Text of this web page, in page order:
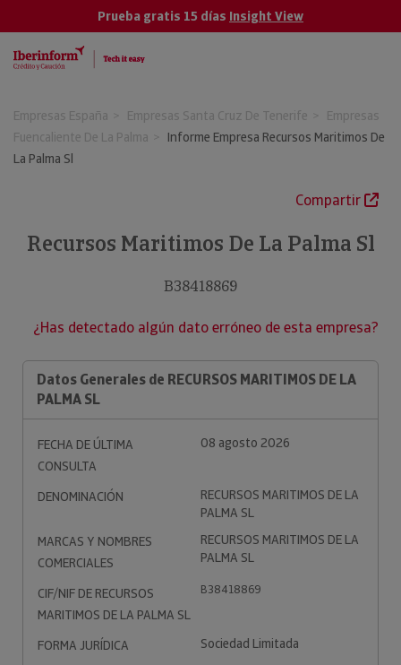
Prueba gratis 15 días Insight View
Empresas España Empresas Santa Cruz De Tenerife
Empresas
Fuencaliente De La Palma
Informe Empresa Recursos Maritimos De
La Palma Sl
Compartir
Recursos Maritimos De La Palma Sl
B38418869
¿Has detectado algún dato erróneo de esta empresa?
Datos Generales de RECURSOS MARITIMOS DE LA
PALMA SL
FECHA DE ÚLTIMA
CONSULTA
08 agosto 2026
DENOMINACIÓN
RECURSOS MARITIMOS DE LA
PALMA SL
MARCAS Y NOMBRES
COMERCIALES
RECURSOS MARITIMOS DE LA
PALMA SL
CIF/NIF DE RECURSOS
MARITIMOS DE LA PALMA SL
B38418869
FORMA JURÍDICA
Sociedad Limitada